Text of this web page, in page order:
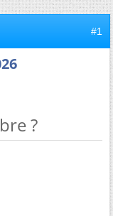
#1
?